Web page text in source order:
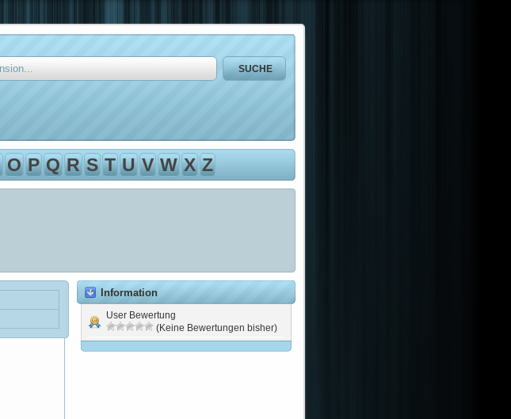
O P Q R S T U V W X Z
Information
User Bewertung
(Keine Bewertungen bisher)